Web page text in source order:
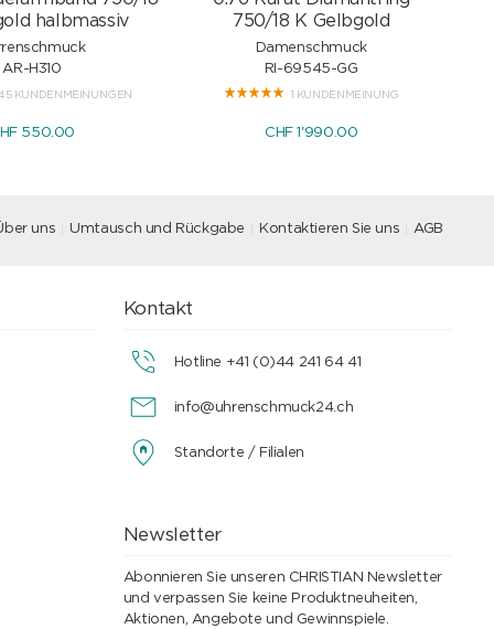
halbmassiv
AR-H310
KUNDENMEINUNGEN
550.00
750/18 K Gelbgold
Damenschmuck
RI-69545-GG
1 KUNDENMEINUNG
CHF 1'990.00
uns Umtausch und Rückgabe Kontaktieren Sie uns AGB
Kontakt
Hotline +41 (0)44 241 64 41
info@uhrenschmuck24.ch
Standorte / Filialen
Newsletter
Abonnieren Sie unseren CHRISTIAN Newsletter
und verpassen Sie keine Produktneuheiten,
Aktionen, Angebote und Gewinnspiele.